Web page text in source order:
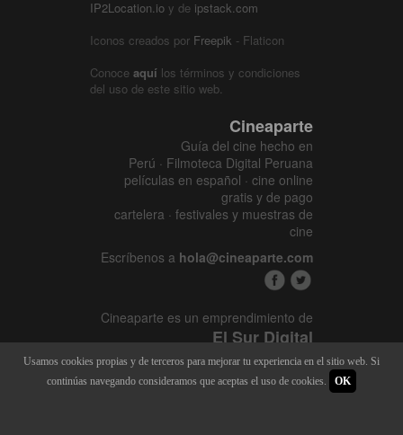
IP2Location.io y de ipstack.com
Iconos creados por Freepik - Flaticon
Conoce aquí los términos y condiciones
del uso de este sitio web.
Cineaparte
Guía del cine hecho en
Perú · Filmoteca Digital Peruana
películas en español · cine online
gratis y de pago
cartelera · festivales y muestras de
cine
Escríbenos a hola@cineaparte.com
Cineaparte es un emprendimiento de
El Sur Digital
www.elsurcine.com
Desarrollado porSALA247
Usamos cookies propias y de terceros para mejorar tu experiencia en el sitio web. Si
continúas navegando consideramos que aceptas el uso de cookies.
OK